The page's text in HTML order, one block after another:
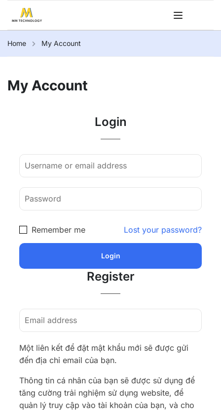
Home My Account
My Account
Login
Remember me Lost your password?
Register
Một liên kết để đặt mật khẩu mới sẽ được gửi
đến địa chỉ email của bạn.
Thông tin cá nhân của bạn sẽ được sử dụng để
tăng cường trải nghiệm sử dụng website, để
quản lý truy cập vào tài khoản của bạn, và cho